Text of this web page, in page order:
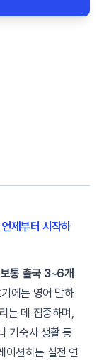
제부터 시작하
보통 출국 3~6개
에는 영어 말하
는 데 집중하며,
기숙사 생활 등
이션하는 실전 연